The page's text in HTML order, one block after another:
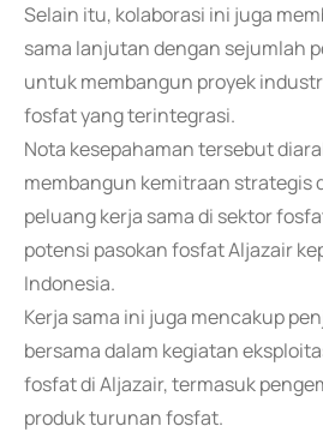
Selain itu, kolaborasi ini juga
sama lanjutan dengan sejumlah
untuk membangun proyek
fosfat yang terintegrasi.
Nota kesepahaman tersebut
membangun kemitraan strategis
peluang kerja sama di sektor
potensi pasokan fosfat Aljazair
Indonesia.
Kerja sama ini juga mencakup
bersama dalam kegiatan
fosfat di Aljazair, termasuk
produk turunan fosfat.